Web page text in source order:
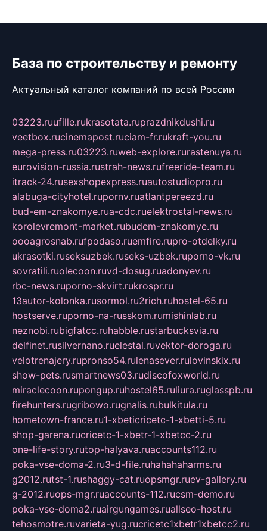
База по строительству и ремонту
Актуальный каталог компаний по всей России
03223.ruufille.rukrasotata.ruprazdnikdushi.ru
veetbox.rucinemapost.ruciam-fr.rukraft-you.ru
mega-press.ru03223.ruweb-explore.rurastenuya.ru
eurovision-russia.rustrah-news.rufreeride-team.ru
itrack-24.rusexshopexpress.ruautostudiopro.ru
alabuga-cityhotel.rupornv.ruatlantpereezd.ru
bud-em-znakomye.rua-cdc.ruelektrostal-news.ru
korolevremont-market.rubudem-znakomye.ru
oooagrosnab.rufpodaso.ruemfire.rupro-otdelky.ru
ukrasotki.ruseksuzbek.ruseks-uzbek.ruporno-vk.ru
sovratili.ruolecoon.ruvd-dosug.ruadonyev.ru
rbc-news.ruporno-skvirt.rukrospr.ru
13autor-kolonka.rusormol.ru2rich.ruhostel-65.ru
hostserve.ruporno-na-russkom.rumishinlab.ru
neznobi.rubigfatcc.ruhabble.rustarbucksvia.ru
delfinet.rusilvernano.ruelestal.ruvektor-doroga.ru
velotrenajery.rupronso54.rulenasever.rulovinskix.ru
show-pets.rusmartnews03.rudiscofoxworld.ru
miraclecoon.rupongup.ruhostel65.ruliura.ruglasspb.ru
firehunters.rugribowo.rugnalis.rubulkitula.ru
hometown-france.ru1-xbeticricetc-1-xbetti-5.ru
shop-garena.rucricetc-1-xbetr-1-xbetcc-2.ru
one-life-story.rutop-halyava.ruaccounts112.ru
poka-vse-doma-2.ru3-d-file.ruhahahaharms.ru
g2012.rutst-1.rushaggy-cat.ruopsmgr.ruev-gallery.ru
g-2012.ruops-mgr.ruaccounts-112.rucsm-demo.ru
poka-vse-doma2.ruairgungames.ruallseo-host.ru
tehosmotre.ruvarieta-yug.rucricetc1xbetr1xbetcc2.ru